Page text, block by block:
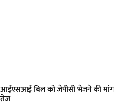
आईएसआई बिल को जेपीसी भेजने की मांग
तेज